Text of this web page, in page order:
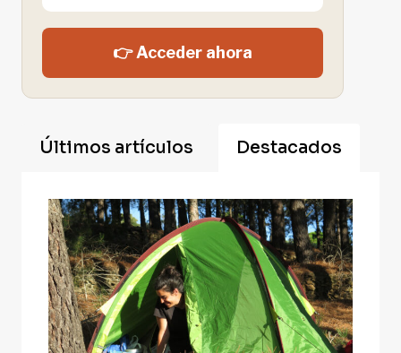
👉 Acceder ahora
Últimos artículos Destacados